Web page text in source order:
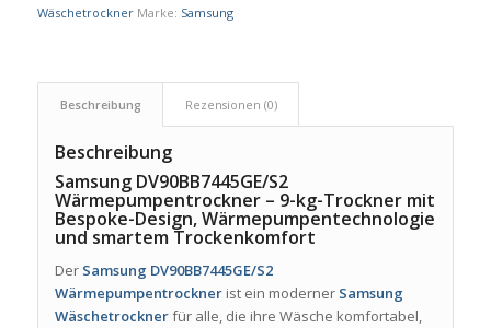
Wäschetrockner Marke: Samsung
Beschreibung Rezensionen (0)
Beschreibung
Samsung DV90BB7445GE/S2
Wärmepumpentrockner – 9-kg-Trockner mit
Bespoke-Design, Wärmepumpentechnologie
und smartem Trockenkomfort
Der Samsung DV90BB7445GE/S2
Wärmepumpentrocknerist ein moderner Samsung
Wäschetrocknerfür alle, die ihre Wäsche komfortabel,